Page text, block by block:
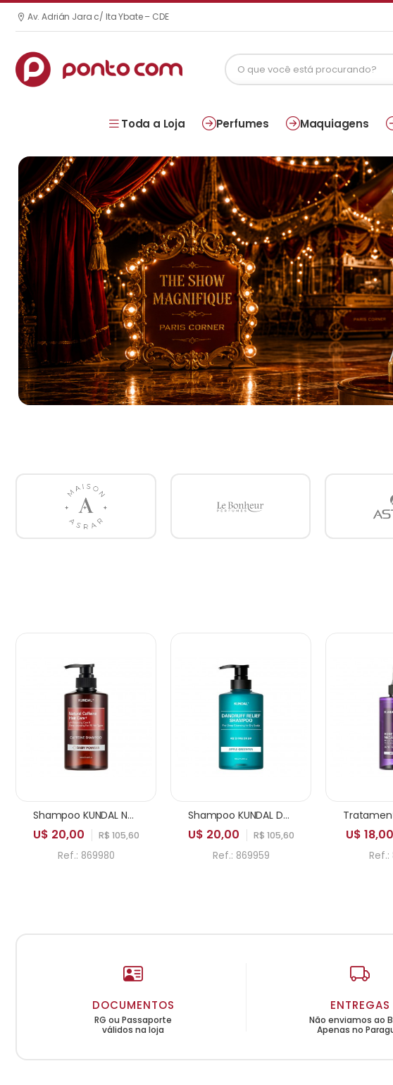
Av. Adrián Jara c/ Ita Ybate – CDE
Toda a Loja Perfumes Maquiagens
Shampoo KUNDAL Natural Caffeine PH Balancing Care & Deep Cleansing for All Hair Types Baby Powder 500ml
U$ 20,00 R$ 105,60
Ref.: 869980
Shampoo KUNDAL Dandruff Relief Pro Deep Cleansing for Dry Scalp Apple Green Tea 500ml
U$ 20,00 R$ 105,60
Ref.: 869959
U$ 18,00
Ref.:
DOCUMENTOS
RG ou Passaporte
válidos na loja
ENTREGAS
Não enviamos ao
Apenas no